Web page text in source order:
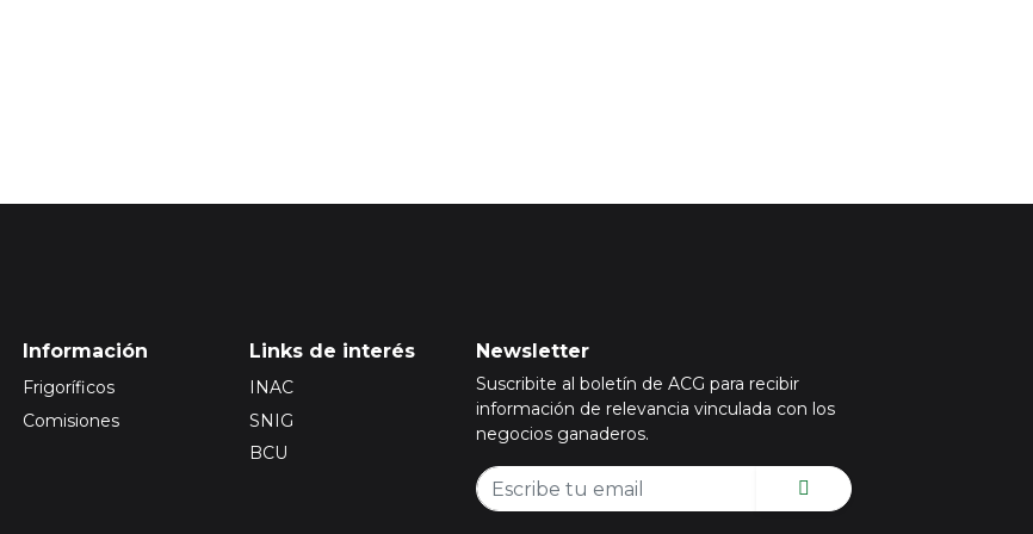
Información
Frigoríficos
Comisiones
Links de interés
INAC
SNIG
BCU
Newsletter
Suscribite al boletín de ACG para recibir
información de relevancia vinculada con los
negocios ganaderos.